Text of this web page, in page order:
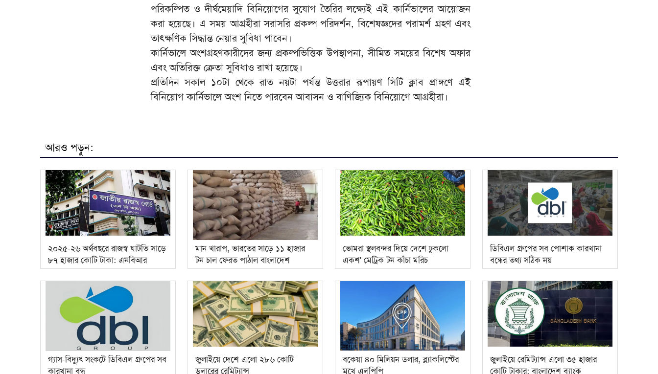
পরিকল্পিত ও দীর্ঘমেয়াদি বিনিয়োগের সুযোগ তৈরির লক্ষ্যেই এই কার্নিভালের আয়োজন
করা হয়েছে। এ সময় আগ্রহীরা সরাসরি প্রকল্প পরিদর্শন, বিশেষজ্ঞদের পরামর্শ গ্রহণ এবং
তাৎক্ষণিক সিদ্ধান্ত নেয়ার সুবিধা পাবেন।
কার্নিভালে অংশগ্রহণকারীদের জন্য প্রকল্পভিত্তিক উপস্থাপনা, সীমিত সময়ের বিশেষ অফার
এবং অতিরিক্ত ক্রেতা সুবিধাও রাখা হয়েছে।
প্রতিদিন সকাল ১০টা থেকে রাত নয়টা পর্যন্ত উত্তরার রূপায়ণ সিটি ক্লাব প্রাঙ্গণে এই
বিনিয়োগ কার্নিভালে অংশ নিতে পারবেন আবাসন ও বাণিজ্যিক বিনিয়োগে আগ্রহীরা।
আরও পড়ুন:
২০২৫-২৬ অর্থবছরে রাজস্ব ঘাটতি সাড়ে
৮৭ হাজার কোটি টাকা: এনবিআর
মান খারাপ, ভারতের সাড়ে ১১ হাজার
টন চাল ফেরত পাঠাল বাংলাদেশ
ভোমরা স্থলবন্দর দিয়ে দেশে ঢুকলো
একশ' মেট্রিক টন কাঁচা মরিচ
ডিবিএল গ্রুপের সব পোশাক কারখানা
বন্ধের তথ্য সঠিক নয়
গ্যাস-বিদ্যুৎ সংকটে ডিবিএল গ্রুপের সব
কারখানা বন্ধ
জুলাইয়ে দেশে এলো ২৮৬ কোটি
ডলারের রেমিট্যান্স
বকেয়া ৪০ মিলিয়ন ডলার, ব্ল্যাকলিস্টের
মুখে এলপিপি
জুলাইয়ে রেমিট্যান্স এলো ৩৫ হাজার
কোটি টাকার: বাংলাদেশ ব্যাংক